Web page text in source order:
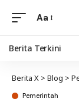
Aa
Berita Terkini
Berita X > Blog >
Pemerintah